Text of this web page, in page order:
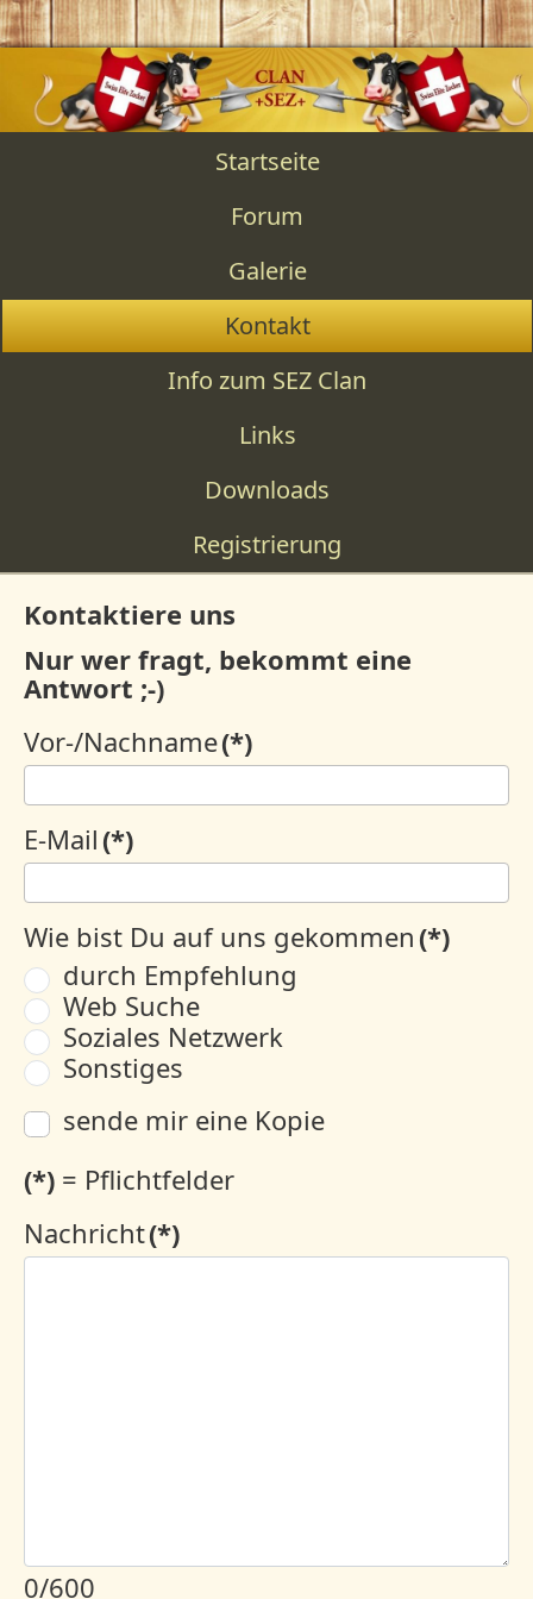
Startseite
Forum
Galerie
Kontakt
Info zum SEZ Clan
Links
Downloads
Registrierung
Kontaktiere uns
Nur wer fragt, bekommt eine
Antwort ;-)
Vor-/Nachname(*)
E-Mail (*)
Wie bist Du auf uns gekommen (*)
durch Empfehlung
Web Suche
Soziales Netzwerk
Sonstiges
sende mir eine Kopie
(*) = Pflichtfelder
Nachricht(*)
0/600